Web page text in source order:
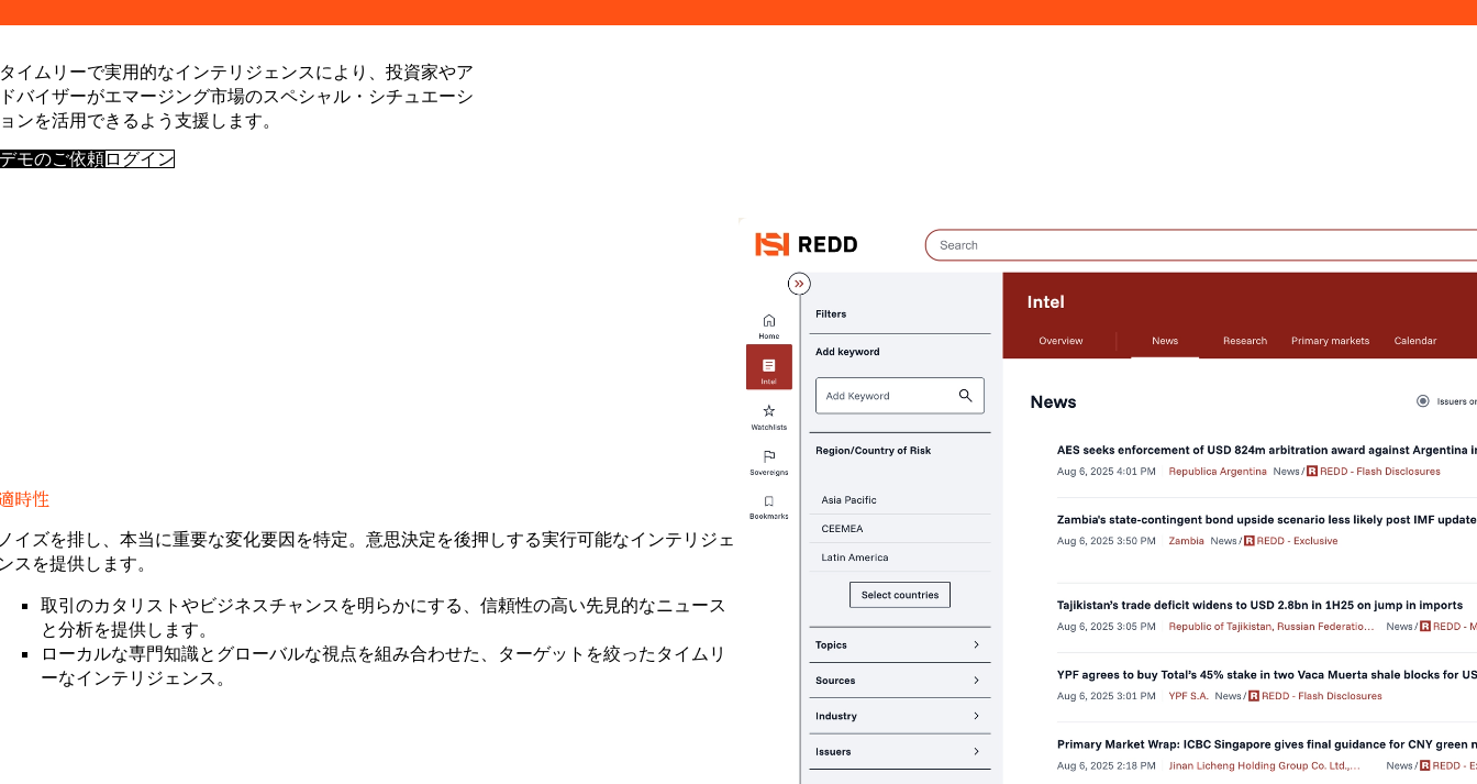
商業銀行
バイサイド
企業
専門サービ
政府
会の創出
リサーチを
加速
新興国市場
の機会をい
タ配
信
カス
タマ
ーサ
クセ
タイムリーで実用的なインテリジェンスにより、投資家やア
ドバイザーがエマージング市場のスペシャル・シチュエーシ
ョンを活用できるよう支援します。
デモのご依頼ログイン
時性
イズを排し、本当に重要な変化要因を特定。意思決定を後押しする実行可能なインテリジェ
スを提供します。
取引のカタリストやビジネスチャンスを明らかにする、信頼性の高い先見的なニュース
と分析を提供します。
ローカルな専門知識とグローバルな視点を組み合わせた、ターゲットを絞ったタイムリ
ーなインテリジェンス。